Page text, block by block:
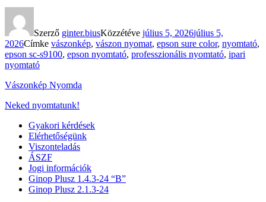
Szerző ginter.biusKözzétéve július 5, 2026július 5,
2026Címke vászonkép, vászon nyomat, epson sure color, nyomtató,
epson sc-s9100, epson nyomtató, professzionális nyomtató, ipari
nyomtató
Vászonkép Nyomda
Neked nyomtatunk!
Gyakori kérdések
Elérhetőségünk
Viszonteladás
ÁSZF
Jogi információk
Ginop Plusz 1.4.3-24 “B”
Ginop Plusz 2.1.3-24